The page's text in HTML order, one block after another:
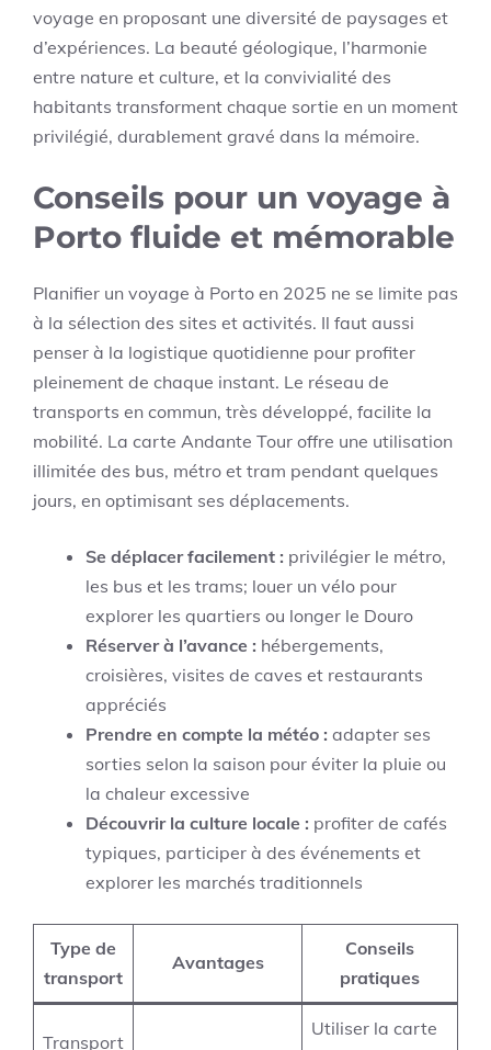
voyage en proposant une diversité de paysages et
d’expériences. La beauté géologique, l’harmonie
entre nature et culture, et la convivialité des
habitants transforment chaque sortie en un moment
privilégié, durablement gravé dans la mémoire.
Conseils pour un voyage à
Porto fluide et mémorable
Planifier un voyage à Porto en 2025 ne se limite pas
à la sélection des sites et activités. Il faut aussi
penser à la logistique quotidienne pour profiter
pleinement de chaque instant. Le réseau de
transports en commun, très développé, facilite la
mobilité. La carte Andante Tour offre une utilisation
illimitée des bus, métro et tram pendant quelques
jours, en optimisant ses déplacements.
Se déplacer facilement : privilégier le métro,
les bus et les trams; louer un vélo pour
explorer les quartiers ou longer le Douro
Réserver à l’avance : hébergements,
croisières, visites de caves et restaurants
appréciés
Prendre en compte la météo : adapter ses
sorties selon la saison pour éviter la pluie ou
la chaleur excessive
Découvrir la culture locale : profiter de cafés
typiques, participer à des événements et
explorer les marchés traditionnels
Type de
transport
Avantages
Conseils
pratiques
Transport
Utiliser la carte